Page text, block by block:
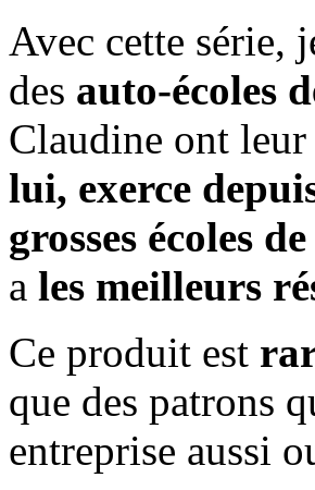
Avec cette série,
des auto-écoles
Claudine ont
lui, exerce
grosses écoles
a les meilleurs
Ce produit est
que des patrons
entreprise aussi